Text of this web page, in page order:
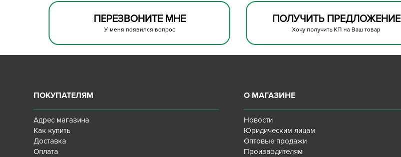
ПЕРЕЗВОНИТЕ МНЕ
У меня появился вопрос
ПОЛУЧИТЬ ПРЕДЛОЖЕНИЕ
Хочу получить КП на Ваш товар
ПОКУПАТЕЛЯМ
Адрес магазина
Как купить
Доставка
Оплата
О МАГАЗИНЕ
Новости
Юридическим лицам
Оптовые продажи
Производителям